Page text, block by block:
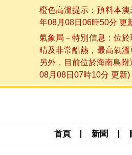
橙色高溫提示：預料本
年08月08日06時50分 更
氣象局－特別信息：位
晴及非常酷熱，最高氣
另外，目前位於海南島
08月08日07時10分 更新)
首頁 新聞